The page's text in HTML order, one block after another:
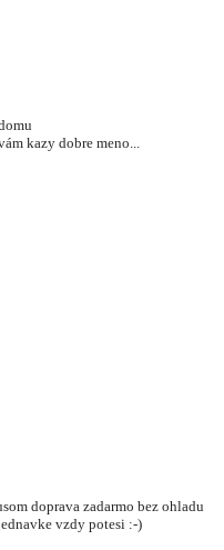
kazy dobre meno...
doprava zadarmo bez ohladu
vzdy potesi :-)